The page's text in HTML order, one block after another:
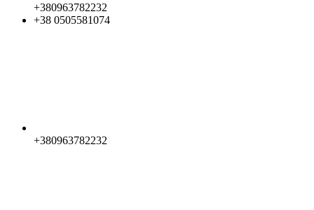
+380963782232
+38 0505581074
+380963782232